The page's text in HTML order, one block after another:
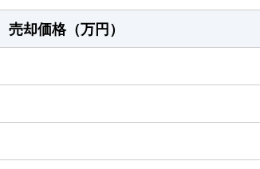
3ＬＤＫ
2023年4～6月
1Ｋ 2023年7～9月
売却価格（万円）